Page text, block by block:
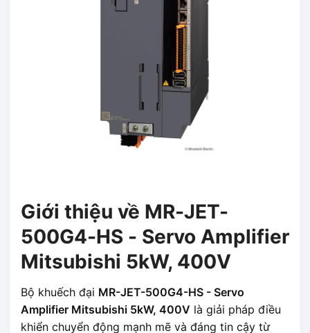
Giới thiệu về MR-JET-
500G4-HS - Servo Amplifier
Mitsubishi 5kW, 400V
Bộ khuếch đại MR-JET-500G4-HS - Servo
Amplifier Mitsubishi 5kW, 400V là giải pháp điều
khiển chuyển động mạnh mẽ và đáng tin cậy từ